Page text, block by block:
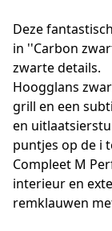
Deze
in ''Carbon
zwarte details.
Hoogglans
grill en een
en
puntjes op de i
Compleet M
interieur en
remklauwen